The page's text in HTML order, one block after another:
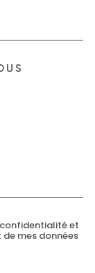
et
mes données